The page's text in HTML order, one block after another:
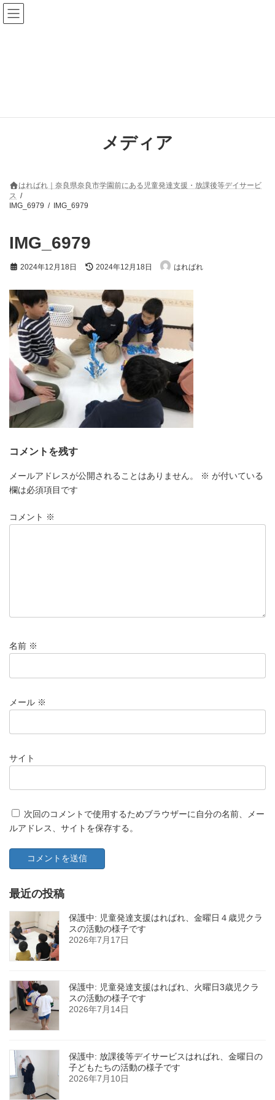
コ
ン
テ
ナ
ビ
ゲ
メディア
はればれ｜奈良県奈良市学園前にある児童発達支援・放課後等デイサービ
ス
IMG_6979
IMG_6979
IMG_6979
2024年12月18日
最
新
日
時
2024年12月18日 はればれ
コメントを残す
メールアドレスが公開されることはありません。 ※ が付いている
欄は必須項目です
コメント ※
名前 ※
メール ※
サイト
次回のコメントで使用するためブラウザーに自分の名前、メー
ルアドレス、サイトを保存する。
最近の投稿
保護中: 児童発達支援はればれ、金曜日４歳児クラ
スの活動の様子です
2026年7月17日
保護中: 児童発達支援はればれ、火曜日3歳児クラ
スの活動の様子です
2026年7月14日
保護中: 放課後等デイサービスはればれ、金曜日の
子どもたちの活動の様子です
2026年7月10日